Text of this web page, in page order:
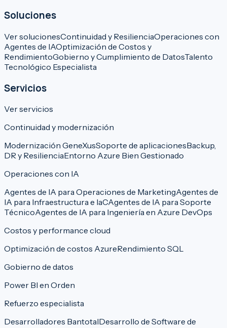
Soluciones
Ver solucionesContinuidad y ResilienciaOperaciones con
Agentes de IAOptimización de Costos y
RendimientoGobierno y Cumplimiento de DatosTalento
Tecnológico Especialista
Servicios
Ver servicios
Continuidad y modernización
Modernización GeneXusSoporte de aplicacionesBackup,
DR y ResilienciaEntorno Azure Bien Gestionado
Operaciones con IA
Agentes de IA para Operaciones de MarketingAgentes de
IA para Infraestructura e IaCAgentes de IA para Soporte
TécnicoAgentes de IA para Ingeniería en Azure DevOps
Costos y performance cloud
Optimización de costos AzureRendimiento SQL
Gobierno de datos
Power BI en Orden
Refuerzo especialista
Desarrolladores BantotalDesarrollo de Software de